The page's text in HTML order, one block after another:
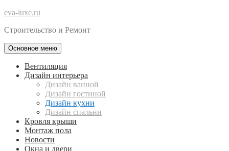
eva-luxe.ru
Строительство и Ремонт
Основное меню
Вентиляция
Дизайн интерьера
Дизайн ванной
Дизайн гостиной
Дизайн кухни
Дизайн спальни
Кровля крыши
Монтаж пола
Новости
Окна и двери